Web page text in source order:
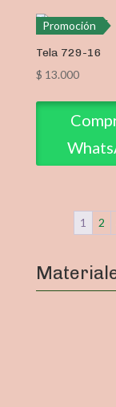
Promoción
Tela 729-16
$ 13.000
1 2